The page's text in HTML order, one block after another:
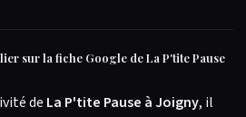
sur la fiche Google de La P'tite Pause
de La P'tite Pause à Joigny, il